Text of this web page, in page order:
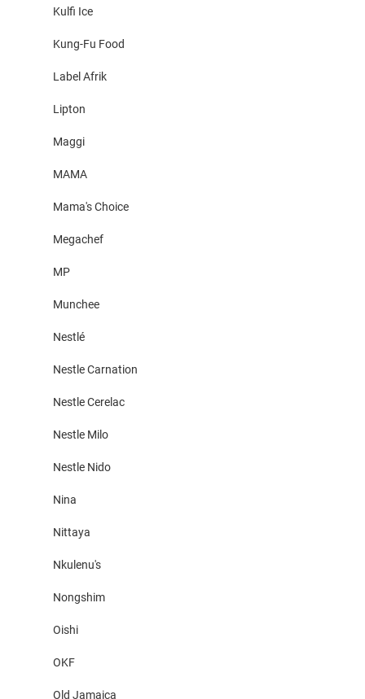
Kulfi Ice
Kung-Fu Food
Label Afrik
Lipton
Maggi
MAMA
Mama's Choice
Megachef
MP
Munchee
Nestlé
Nestle Carnation
Nestle Cerelac
Nestle Milo
Nestle Nido
Nina
Nittaya
Nkulenu's
Nongshim
Oishi
OKF
Old Jamaica